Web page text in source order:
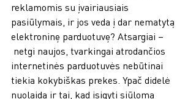
reklamomis su įvairiausiais
pasiūlymais, ir jos veda į dar nematytą
elektroninę parduotuvę? Atsargiai –
netgi naujos, tvarkingai atrodančios
internetinės parduotuvės nebūtinai
tiekia kokybiškas prekes. Ypač didelė
nuolaida ir tai, kad įsigyti siūloma